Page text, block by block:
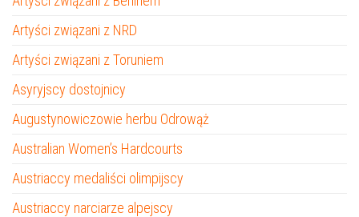
Artyści związani z NRD
Artyści związani z Toruniem
Asyryjscy dostojnicy
Augustynowiczowie herbu Odrowąż
Australian Women’s Hardcourts
Austriaccy medaliści olimpijscy
Austriaccy narciarze alpejscy